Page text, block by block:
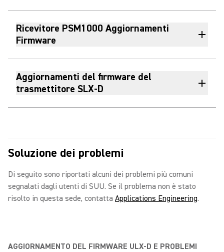
Ricevitore PSM1000 Aggiornamenti
Firmware
Aggiornamenti del firmware del
trasmettitore SLX-D
Soluzione dei problemi
Di seguito sono riportati alcuni dei problemi più comuni
segnalati dagli utenti di SUU. Se il problema non è stato
risolto in questa sede, contatta Applications Engineering.
AGGIORNAMENTO DEL FIRMWARE ULX-D E PROBLEMI